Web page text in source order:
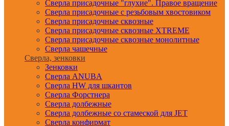
Сверла присадочные "глухие". Правое вращение
Сверла присадочные с резьбовым хвостовиком
Сверла присадочные сквозные
Сверла присадочные сквозные XTREME
Сверла присадочные сквозные монолитные
Сверла чашечные
Сверла, зенковки
Зенковки
Сверла ANUBA
Сверла HW для шкантов
Сверла Форстнера
Сверла долбежные
Сверла долбежные со стамеской для JET
Сверла конфирмат